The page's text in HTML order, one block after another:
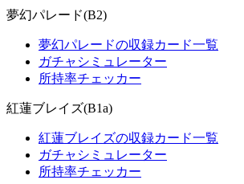
夢幻パレード(B2)
夢幻パレードの収録カード一覧
ガチャシミュレーター
所持率チェッカー
紅蓮ブレイズ(B1a)
紅蓮ブレイズの収録カード一覧
ガチャシミュレーター
所持率チェッカー